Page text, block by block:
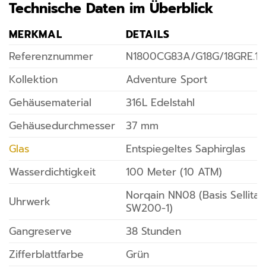
Technische Daten im Überblick
MERKMAL
DETAILS
Referenznummer
N1800CG83A/G18G/
Kollektion
Adventure Sport
Gehäusematerial
316L Edelstahl
Gehäusedurchmesser
37 mm
Glas
Entspiegeltes Saphirglas
Wasserdichtigkeit
100 Meter (10 ATM)
Uhrwerk
Norqain NN08 (Basis Sellita
SW200-1)
Gangreserve
38 Stunden
Zifferblattfarbe
Grün